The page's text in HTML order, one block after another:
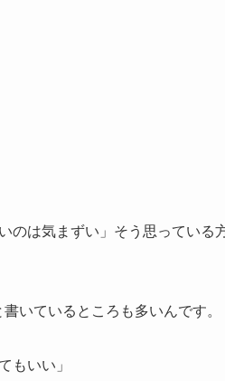
のは気まずい」そう思っている
いているところも多いんです。
もいい」